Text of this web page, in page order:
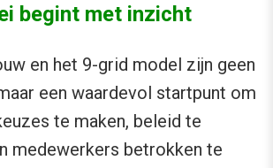
begint met inzicht
en het 9-grid model zijn geen
een waardevol startpunt om
te maken, beleid te
medewerkers betrokken te